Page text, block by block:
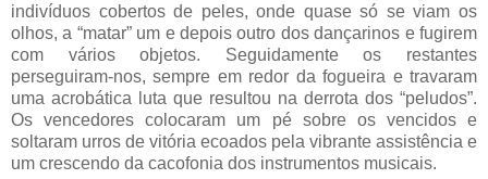
indivíduos cobertos de peles, onde quase só se viam os
olhos, a “matar” um e depois outro dos dançarinos e fugirem
com vários objetos. Seguidamente os restantes
perseguiram-nos, sempre em redor da fogueira e travaram
uma acrobática luta que resultou na derrota dos “peludos”.
Os vencedores colocaram um pé sobre os vencidos e
soltaram urros de vitória ecoados pela vibrante assistência e
um crescendo da cacofonia dos instrumentos musicais.